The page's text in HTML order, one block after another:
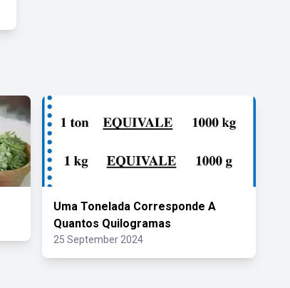
Uma Tonelada Corresponde A
Quantos Quilogramas
25 September 2024